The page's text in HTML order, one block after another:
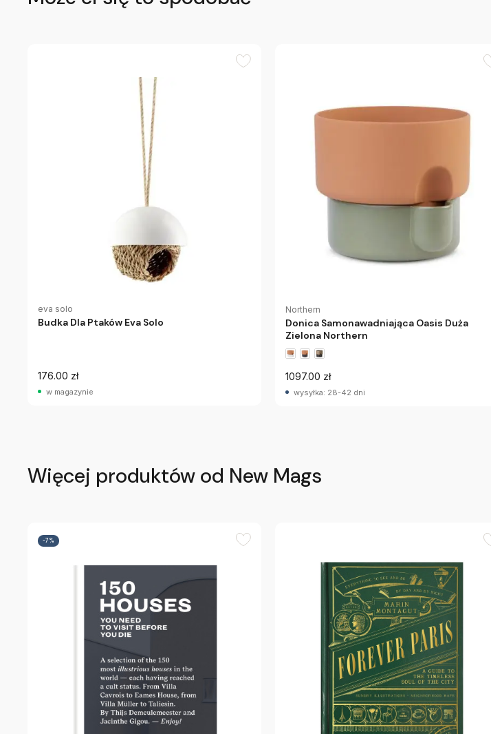
eva solo
Budka Dla Ptaków Eva Solo
176.00 zł
w magazynie
Northern
Donica Samonawadniająca Oasis Duża
Zielona Northern
1097.00 zł
wysyłka: 28-42 dni
Więcej produktów od New Mags
-7%